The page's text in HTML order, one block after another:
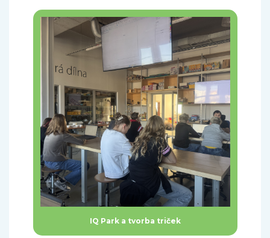
IQ Park a tvorba triček